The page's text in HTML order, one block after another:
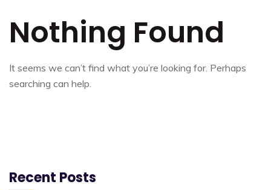
Nothing Found
It seems we can’t find what you’re looking for. Perhaps
searching can help.
Recent Posts